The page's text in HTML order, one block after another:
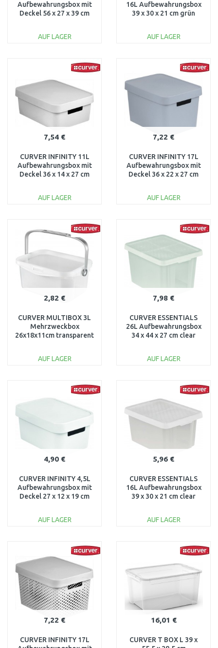
Aufbewahrungsbox mit
Deckel 56 x 27 x 39 cm
AUF LAGER
16L Aufbewahrungsbox
39 x 30 x 21 cm grün
AUF LAGER
Vergleichen
7,54 €
CURVER INFINITY 11L
Aufbewahrungsbox mit
Deckel 36 x 14 x 27 cm
AUF LAGER
Vergleichen
7,22 €
CURVER INFINITY 17L
Aufbewahrungsbox mit
Deckel 36 x 22 x 27 cm
AUF LAGER
Vergleichen
2,82 €
CURVER MULTIBOX 3L
Mehrzweckbox
26x18x11cm transparent
AUF LAGER
Vergleichen
7,98 €
CURVER ESSENTIALS
26L Aufbewahrungsbox
34 x 44 x 27 cm clear
AUF LAGER
Vergleichen
4,90 €
CURVER INFINITY 4,5L
Aufbewahrungsbox mit
Deckel 27 x 12 x 19 cm
AUF LAGER
Vergleichen
5,96 €
CURVER ESSENTIALS
16L Aufbewahrungsbox
39 x 30 x 21 cm clear
AUF LAGER
7,22 €
CURVER INFINITY 17L
16,01 €
CURVER T BOX L 39 x